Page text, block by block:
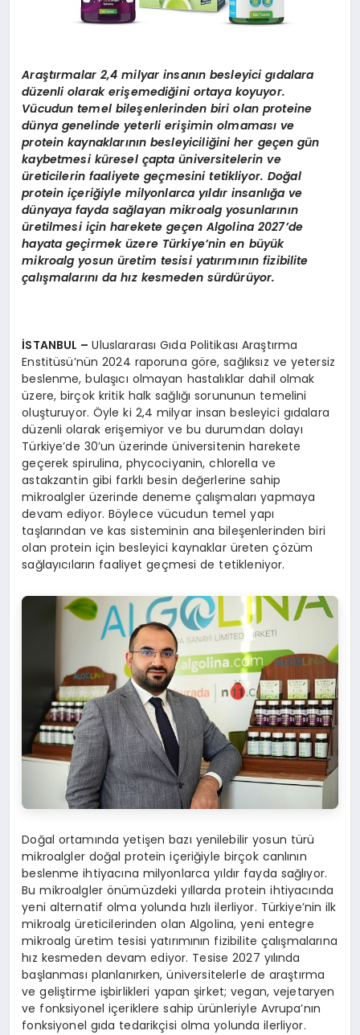
Araştırmalar 2,4 milyar insanın besleyici gıdalara
düzenli olarak erişemediğini ortaya koyuyor.
Vücudun temel bileşenlerinden biri olan proteine
dünya genelinde yeterli erişimin olmaması ve
protein kaynaklarının besleyiciliğini her geçen gün
kaybetmesi küresel çapta üniversitelerin ve
üreticilerin faaliyete geçmesini tetikliyor. Doğal
protein içeriğiyle milyonlarca yıldır insanlığa ve
dünyaya fayda sağlayan mikroalg yosunlarının
üretilmesi için harekete geçen Algolina 2027’de
hayata geçirmek üzere Türkiye’nin en büyük
mikroalg yosun üretim tesisi yatırımının fizibilite
çalışmalarını da hız kesmeden sürdürüyor.
İSTANBUL –Uluslararası Gıda Politikası Araştırma
Enstitüsü’nün 2024 raporuna göre, sağlıksız ve yetersiz
beslenme, bulaşıcı olmayan hastalıklar dahil olmak
üzere, birçok kritik halk sağlığı sorununun temelini
oluşturuyor. Öyle ki 2,4 milyar insan besleyici gıdalara
düzenli olarak erişemiyor ve bu durumdan dolayı
Türkiye’de 30’un üzerinde üniversitenin harekete
geçerek spirulina, phycociyanin, chlorella ve
astakzantin gibi farklı besin değerlerine sahip
mikroalgler üzerinde deneme çalışmaları yapmaya
devam ediyor. Böylece vücudun temel yapı
taşlarından ve kas sisteminin ana bileşenlerinden biri
olan protein için besleyici kaynaklar üreten çözüm
sağlayıcıların faaliyet geçmesi de tetikleniyor.
Doğal ortamında yetişen bazı yenilebilir yosun türü
mikroalgler doğal protein içeriğiyle birçok canlının
beslenme ihtiyacına milyonlarca yıldır fayda sağlıyor.
Bu mikroalgler önümüzdeki yıllarda protein ihtiyacında
yeni alternatif olma yolunda hızlı ilerliyor. Türkiye’nin ilk
mikroalg üreticilerinden olan Algolina, yeni entegre
mikroalg üretim tesisi yatırımının fizibilite çalışmalarına
hız kesmeden devam ediyor. Tesise 2027 yılında
başlanması planlanırken, üniversitelerle de araştırma
ve geliştirme işbirlikleri yapan şirket; vegan, vejetaryen
ve fonksiyonel içeriklere sahip ürünleriyle Avrupa’nın
fonksiyonel gıda tedarikçisi olma yolunda ilerliyor.